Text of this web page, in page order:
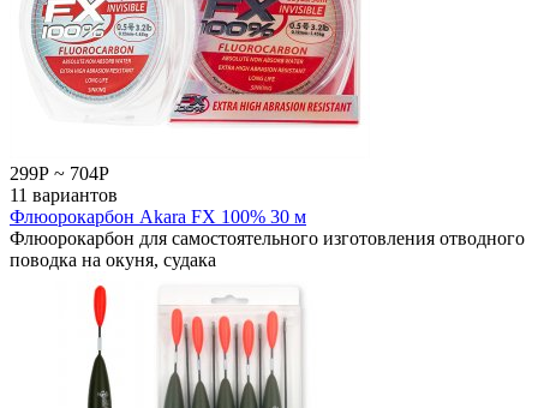
299Р ~ 704Р
11 вариантов
Флюорокарбон Akara FX 100% 30 м
Флюорокарбон для самостоятельного изготовления отводного
поводка на окуня, судака